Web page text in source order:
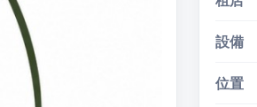
設備
位置